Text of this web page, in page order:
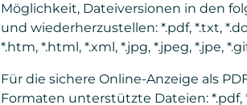
Möglichkeit, Dateiversionen in den
und wiederherzustellen: *.pdf, *.txt,
*.htm, *.html, *.xml, *.jpg, *.jpeg, *.jpe,
Für die sichere Online-Anzeige als
Formaten unterstützte Dateien: *.pdf,